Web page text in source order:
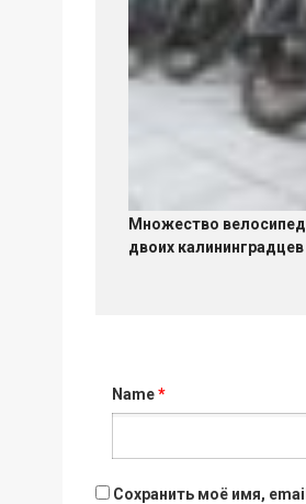
Множество
двоих калининградцев
Name*
Сохранить моё имя,